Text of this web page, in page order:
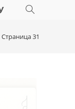
Страница 31